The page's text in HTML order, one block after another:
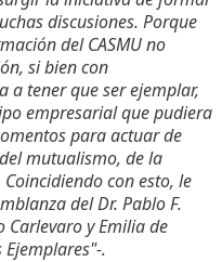
discusiones. Porque
del CASMU no
si bien con
a tener que ser ejemplar,
empresarial que pudiera
para actuar de
mutualismo, de la
con esto, le
del Dr. Pablo F.
y Emilia de
.